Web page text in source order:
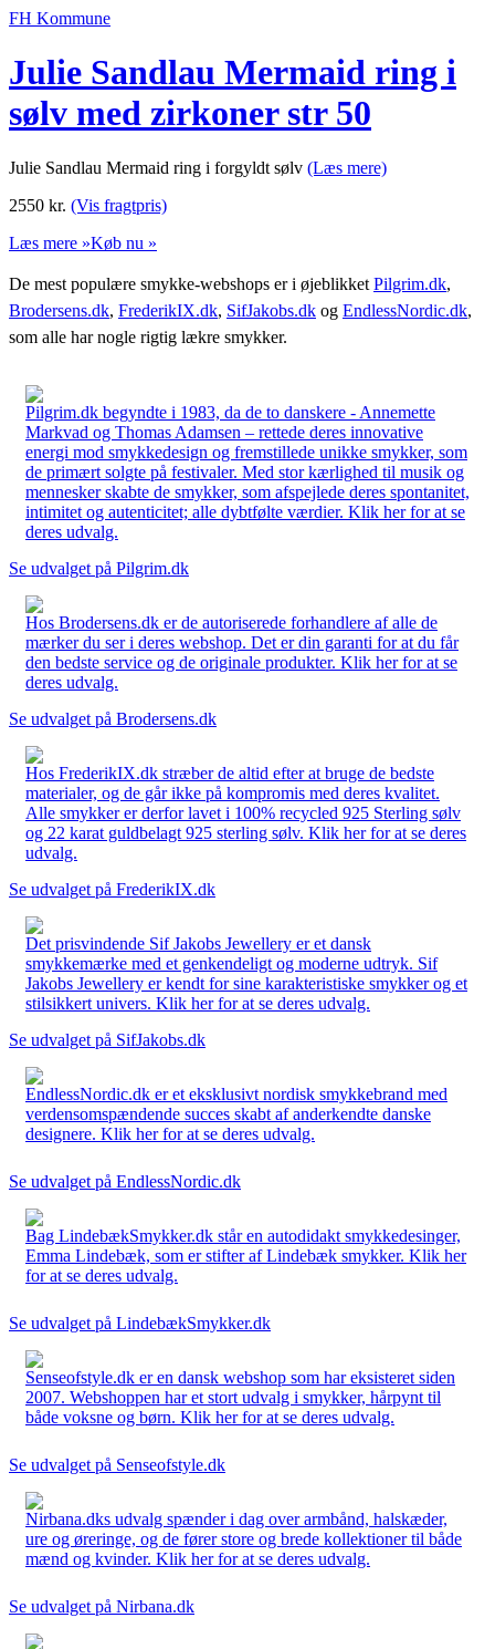
FH Kommune
Julie Sandlau Mermaid ring i
sølv med zirkoner str 50
Julie Sandlau Mermaid ring i forgyldt sølv (Læs mere)
2550 kr. (Vis fragtpris)
Læs mere »Køb nu »
De mest populære smykke-webshops er i øjeblikket Pilgrim.dk,
Brodersens.dk, FrederikIX.dk, SifJakobs.dk og EndlessNordic.dk,
som alle har nogle rigtig lækre smykker.
Pilgrim.dk begyndte i 1983, da de to danskere - Annemette
Markvad og Thomas Adamsen – rettede deres innovative
energi mod smykkedesign og fremstillede unikke smykker, som
de primært solgte på festivaler. Med stor kærlighed til musik og
mennesker skabte de smykker, som afspejlede deres spontanitet,
intimitet og autenticitet; alle dybtfølte værdier. Klik her for at se
deres udvalg.
Se udvalget på Pilgrim.dk
Hos Brodersens.dk er de autoriserede forhandlere af alle de
mærker du ser i deres webshop. Det er din garanti for at du får
den bedste service og de originale produkter. Klik her for at se
deres udvalg.
Se udvalget på Brodersens.dk
Hos FrederikIX.dk stræber de altid efter at bruge de bedste
materialer, og de går ikke på kompromis med deres kvalitet.
Alle smykker er derfor lavet i 100% recycled 925 Sterling sølv
og 22 karat guldbelagt 925 sterling sølv. Klik her for at se deres
udvalg.
Se udvalget på FrederikIX.dk
Det prisvindende Sif Jakobs Jewellery er et dansk
smykkemærke med et genkendeligt og moderne udtryk. Sif
Jakobs Jewellery er kendt for sine karakteristiske smykker og et
stilsikkert univers. Klik her for at se deres udvalg.
Se udvalget på SifJakobs.dk
EndlessNordic.dk er et eksklusivt nordisk smykkebrand med
verdensomspændende succes skabt af anderkendte danske
designere. Klik her for at se deres udvalg.
Se udvalget på EndlessNordic.dk
Bag LindebækSmykker.dk står en autodidakt smykkedesinger,
Emma Lindebæk, som er stifter af Lindebæk smykker. Klik her
for at se deres udvalg.
Se udvalget på LindebækSmykker.dk
Senseofstyle.dk er en dansk webshop som har eksisteret siden
2007. Webshoppen har et stort udvalg i smykker, hårpynt til
både voksne og børn. Klik her for at se deres udvalg.
Se udvalget på Senseofstyle.dk
Nirbana.dks udvalg spænder i dag over armbånd, halskæder,
ure og øreringe, og de fører store og brede kollektioner til både
mænd og kvinder. Klik her for at se deres udvalg.
Se udvalget på Nirbana.dk